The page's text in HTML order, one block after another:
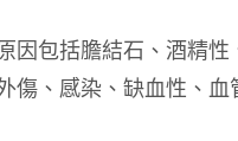
因包括膽結石、酒精
傷、感染、缺血性、